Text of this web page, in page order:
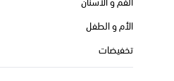
الأم و الطفل
تخفيضات